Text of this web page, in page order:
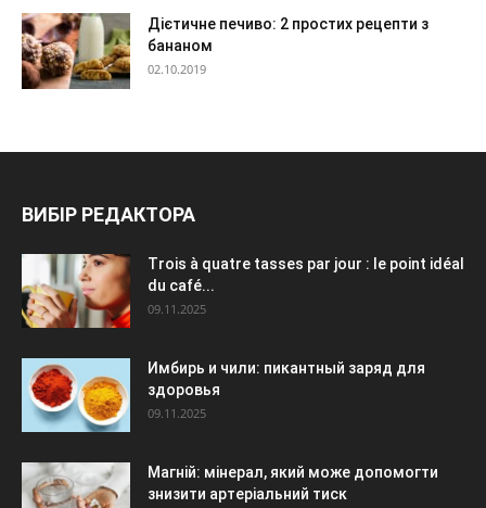
Дієтичне печиво: 2 простих рецепти з
бананом
02.10.2019
ВИБІР РЕДАКТОРА
Trois à quatre tasses par jour : le point idéal
du café...
09.11.2025
Имбирь и чили: пикантный заряд для
здоровья
09.11.2025
Магній: мінерал, який може допомогти
знизити артеріальний тиск